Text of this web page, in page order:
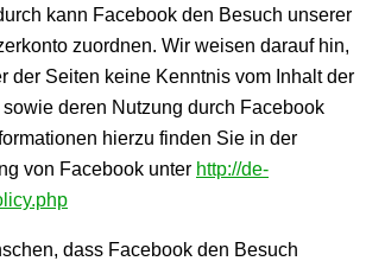
kann Facebook den Besuch unserer
zuordnen. Wir weisen darauf hin,
der Seiten keine Kenntnis vom Inhalt der
deren Nutzung durch Facebook
hierzu finden Sie in der
von Facebook unter http://de-
dass Facebook den Besuch